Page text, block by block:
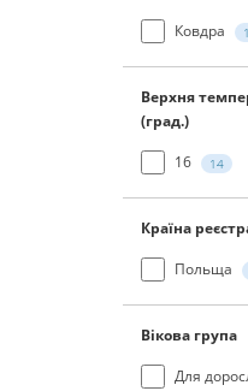
Ковдра
Верхня
(град.)
16
14
Країна
Польща
Вікова група
Для